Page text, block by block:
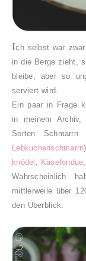
Ich selbst war
in die Berge zieht,
bleibe, aber so
serviert wird.
Ein paar in Frage
in meinem
Sorten Schmarrn
Lebkuchenschmarrn
knödel
Käsefondue
Wahrscheinlich
mittlerweile über
den Überblick.